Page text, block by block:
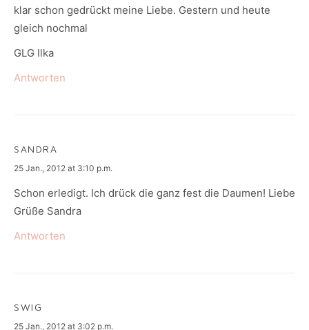
klar schon gedrückt meine Liebe. Gestern und heute
gleich nochmal
GLG Ilka
Antworten
SANDRA
says:
25 Jan., 2012 at 3:10 p.m.
Schon erledigt. Ich drück die ganz fest die Daumen! Liebe
Grüße Sandra
Antworten
SWIG
says:
25 Jan., 2012 at 3:02 p.m.